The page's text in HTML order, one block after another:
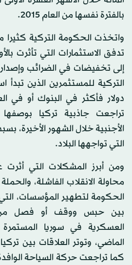
بالفترة نفسها من العام 2015.
واتخذت الحكومة التركية كثيرا
تدفق الاستثمارات التي تأثرت
إلى تخفيضات في الضرائب
التركية للمستثمرين الذين تبدأ
دولار فأكثر في البنوك أو في
تراجعت جاذبية تركيا بوصفها
الأجنبية خلال الشهور الأخيرة،
التي تواجهها البلاد.
ومن أبرز المشكلات التي أثرت
محاولة الانقلاب الفاشلة،
بين حبس ووقف أو فصل من
العسكرية في سوريا
الماضي، وتوتر العلاقات بين
كما تراجعت حركة السياحة